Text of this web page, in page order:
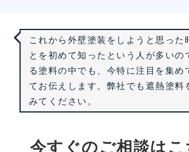
これから外壁塗装をしようと思った
とを初めて知ったという人が多い
る塗料の中でも、今特に注目を集
てお伝えします。弊社でも遮熱塗料
みてください。
今すぐのご相談はこ